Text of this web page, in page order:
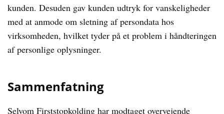
kunden. Desuden gav kunden udtryk for vanskeligheder
med at anmode om sletning af persondata hos
virksomheden, hvilket tyder på et problem i håndteringen
af personlige oplysninger.
Sammenfatning
Selvom Firststopkolding har modtaget overvejende